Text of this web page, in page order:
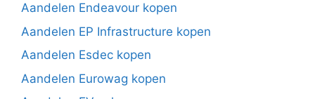
Aandelen Endeavour kopen
Aandelen EP Infrastructure kopen
Aandelen Esdec kopen
Aandelen Eurowag kopen